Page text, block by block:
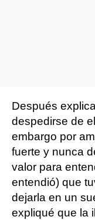
Después
despedirse de
embargo por
fuerte y nunca
valor para
entendió) que
dejarla en un
expliqué que la